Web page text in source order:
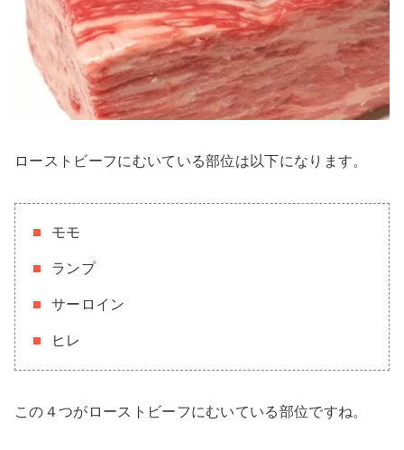
ローストビーフにむいている部位は以下になります。
モモ
ランプ
サーロイン
ヒレ
この４つがローストビーフにむいている部位ですね。